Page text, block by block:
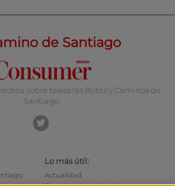
de Santiago
sobre todas las Rutas y Caminos de
Santiago.
Lo más útil:
Actualidad